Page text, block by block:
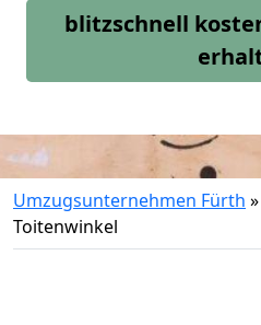
blitzschnell
Umzugsunternehmen Fürth »
Toitenwinkel